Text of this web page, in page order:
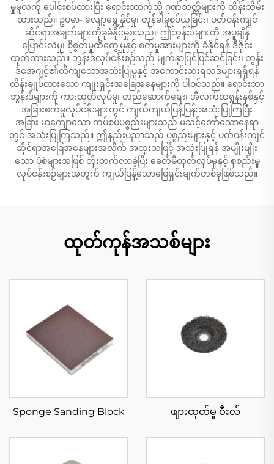
မှုမူလကို ပေါင်းစပ်ထားပြီး ရောင်းဘာကဲ့သို့ ဂုဏ်သတ္တိများကို ထိန်းသိမ်း
ထားသည်။ ဥပမာ- လျော့ရွေ့နိုင်မှု၊ တုန်ခါမှုစုပ်ယူခြင်း၊ ပတ်ဝန်းကျင်
ဆိုင်ရာအချက်များကိုခုခံနိုင်မှုစသည်။ ဤဘွန်းဒ်များကို အပူချိန်
ပြောင်းလဲမှု၊ စိုစွတ်မှုထိတွေ့မှုနှင့် စက်မှုအားများကို ခံနိုင်ရန် ဒီဇိုင်း
ထုတ်ထားသည်။ ဘွန်းဒ်လုပ်ငန်းစဉ်သည် မျက်နှာပြင်ပြင်ဆင်ခြင်း၊ ဘွန်း
ဒ်အေဂျင့်၏တိကျသောအသုံးပြုမှုနှင့် အကောင်းဆုံးရလဒ်များရရှိရန်
ထိန်းချုပ်ထားသော ကျုးရှင်းအခြေအနေများကို ပါဝင်သည်။ ရောင်းဘာ
ဘွန်းဒ်များကို ကားထုတ်လုပ်မှု၊ တည်ဆောက်ရေး၊ အီလက်ထရွန်းနစ်နှင့်
အခြားစက်မှုလုပ်ငန်းများတွင် ကျယ်ကျယ်ပြန့်ပြန်းအသုံးပြုကြပြီး
အခြား မာကျောသော ကပ်စပ်ပစ္စည်းများသည် မသင့်တော်သောနေရာ
တွင် အသုံးပြုကြသည်။ ဤနည်းပညာသည် ပစ္စည်းများနှင့် ပတ်ဝန်းကျင်
ဆိုင်ရာအခြေအနေများအလိုက် အထူးသဖြင့် အသုံးပြုရန် အမျိုးမျိုး
သော ပုံစံများအဖြစ် တိုးတက်လာခဲ့ပြီး ခေတ်မီထုတ်လုပ်မှုနှင့် စုစည်းမှု
လုပ်ငန်းစဉ်များအတွက် ကျယ်ပြန့်သောဖြေရှင်းချက်တစ်ခုဖြစ်သည်။
ထုတ်ကုန်အသစ်များ
Sponge Sanding Block ဖျားထုတ်မှု ဝီးလ်